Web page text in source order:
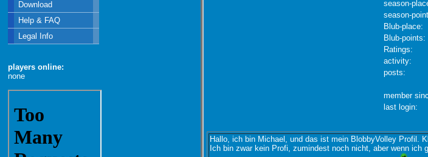
season-
season-
Blub-place:
Blub-points:
Ratings:
activity:
posts:
member
last login:
Hallo, ich bin Michael, und das ist mein BlobbyVolley Profil.
Ich bin zwar kein Profi, zumindest noch nicht, aber wenn
Download
Help & FAQ
Legal Info
players online:
none